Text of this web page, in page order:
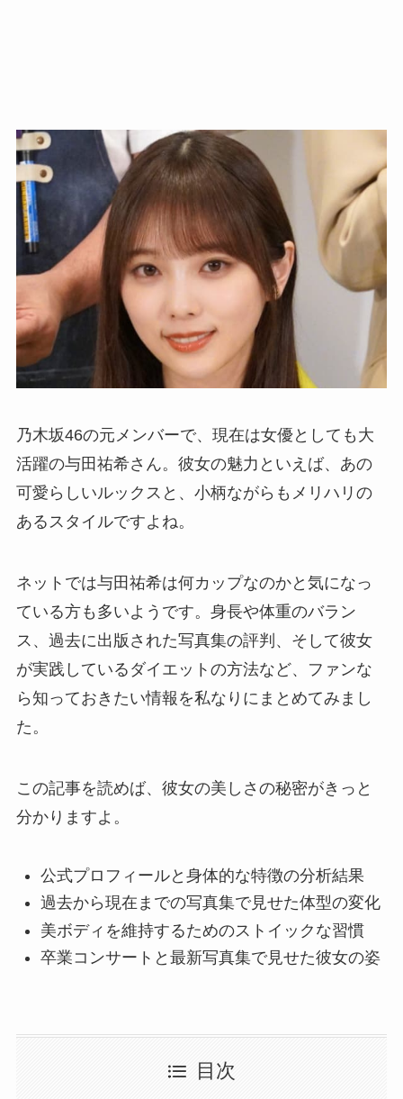
乃木坂46の元メンバーで、現在は女優としても大
活躍の与田祐希さん。彼女の魅力といえば、あの
可愛らしいルックスと、小柄ながらもメリハリの
あるスタイルですよね。
ネットでは与田祐希は何カップなのかと気になっ
ている方も多いようです。身長や体重のバラン
ス、過去に出版された写真集の評判、そして彼女
が実践しているダイエットの方法など、ファンな
ら知っておきたい情報を私なりにまとめてみまし
た。
この記事を読めば、彼女の美しさの秘密がきっと
分かりますよ。
公式プロフィールと身体的な特徴の分析結果
過去から現在までの写真集で見せた体型の変化
美ボディを維持するためのストイックな習慣
卒業コンサートと最新写真集で見せた彼女の姿
目次